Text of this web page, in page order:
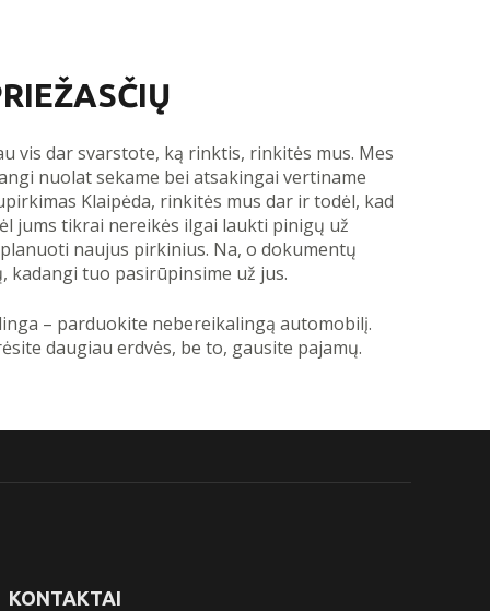
vis dar svarstote, ką rinktis, rinkitės mus. Mes
nuolat sekame bei atsakingai vertiname
Klaipėda, rinkitės mus dar ir todėl, kad
jums tikrai nereikės ilgai laukti pinigų už
naujus pirkinius. Na, o dokumentų
kadangi tuo pasirūpinsime už jus.
– parduokite nebereikalingą automobilį.
daugiau erdvės, be to, gausite pajamų.
KONTAKTAI